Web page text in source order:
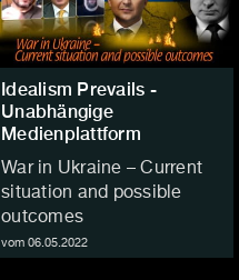
Idealism Prevails -
Unabhängige
Medienplattform
War in Ukraine – Current
situation and possible
outcomes
vom 06.05.2022